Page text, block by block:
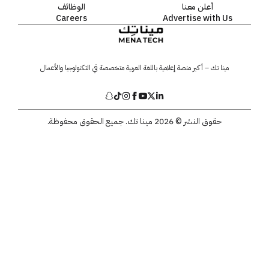
أعلن معنا
Advertise with Us
الوظائف
Careers
مينا تك – أكبر منصة إعلامية باللغة العربية متخصصة في التكنولوجيا والأعمال
حقوق النشر © 2026 مينا تك. جميع الحقوق محفوظة.